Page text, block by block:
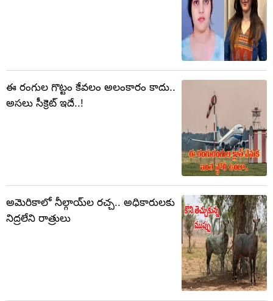
ఈ రంగుల గొట్టం కేవలం అలంకారం కాదు..
అసలు సీక్రెట్ ఇదే..!
అమెరికాలో నీల్గాయ్‌ల రచ్చ.. అధికారులకు
నిద్రలేని రాత్రులు